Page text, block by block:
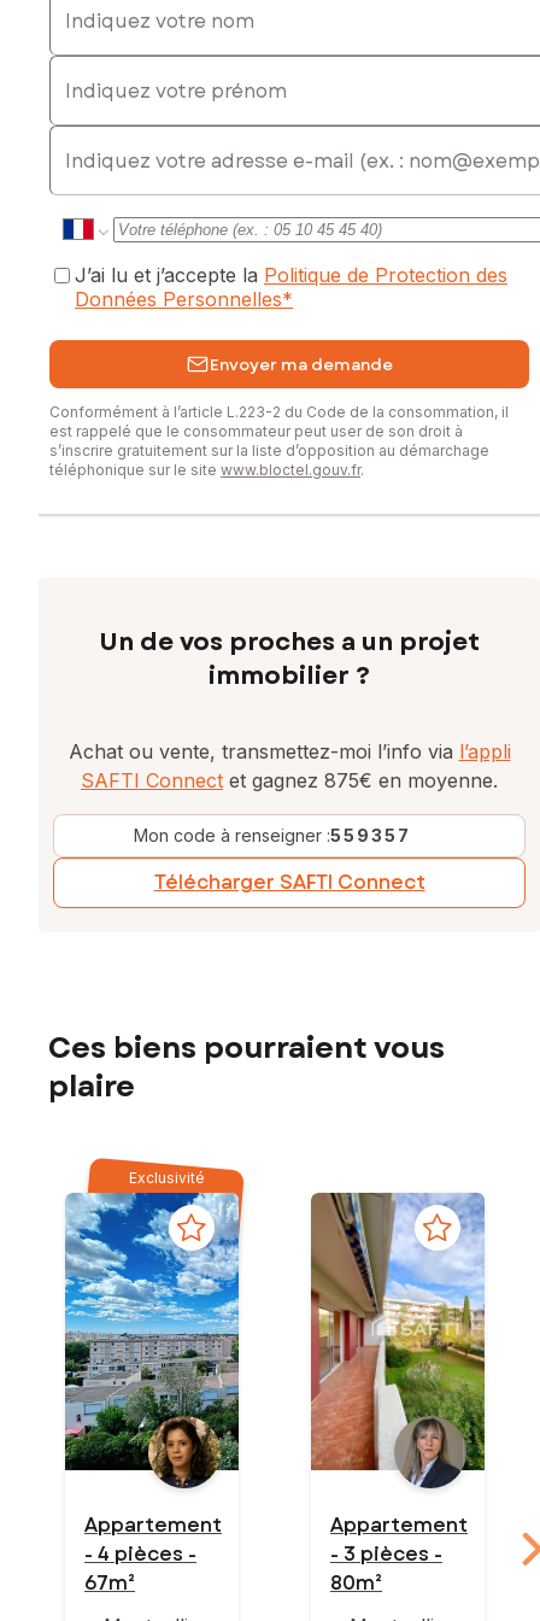
Indiquez votre prénom
E-mail
J’ai lu et j’accepte la Politique de Protection des
Données Personnelles*
Envoyer ma demande
Conformément à l’article L.223-2 du Code de la consommation, il
est rappelé que le consommateur peut user de son droit à
s’inscrire gratuitement sur la liste d’opposition au démarchage
téléphonique sur le site www.bloctel.gouv.fr.
Un de vos proches a un projet
immobilier ?
Achat ou vente, transmettez-moi l’info via l’appli
SAFTI Connect et gagnez 875€ en moyenne.
Mon code à renseigner :559357
Télécharger SAFTI Connect
Ces biens pourraient vous
plaire
Exclusivité
Appartement
- 4 pièces -
67m²
Appartement
- 3 pièces -
80m²